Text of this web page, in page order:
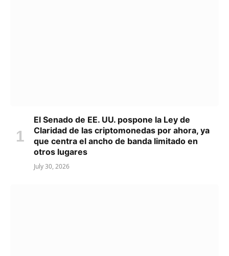
El Senado de EE. UU. pospone la Ley de
Claridad de las criptomonedas por ahora, ya
que centra el ancho de banda limitado en
otros lugares
July 30, 2026